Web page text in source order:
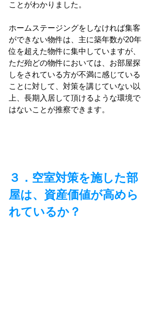
ことがわかりました。
ホームステージングをしなければ集客
ができない物件は、主に築年数が20年
位を超えた物件に集中していますが、
ただ殆どの物件においては、お部屋探
しをされている方が不満に感じている
ことに対して、対策を講じていない以
上、長期入居して頂けるような環境で
はないことが推察できます。
３．空室対策を施した部
屋は、資産価値が高めら
れているか？